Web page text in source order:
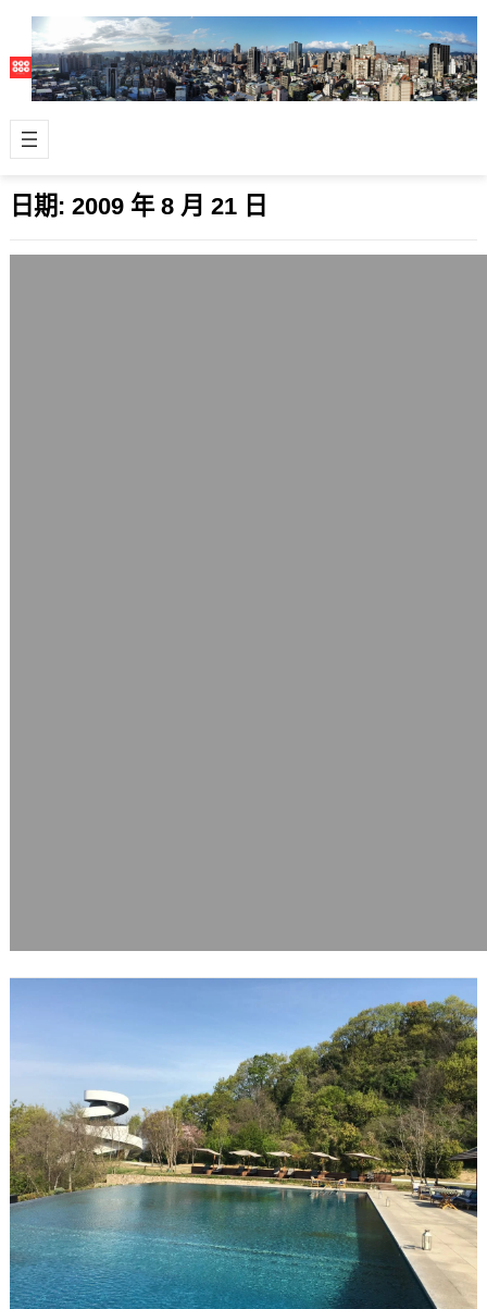
日期: 2009 年 8 月 21 日